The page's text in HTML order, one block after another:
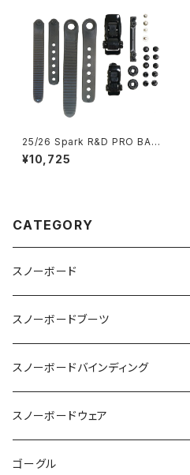
25/26 Spark R&D PRO BAC
KCOUNTRY KIT
¥10,725
CATEGORY
スノーボード
OGASAKA
24-25 OGASAKA
25-26 OGASAKA
SCOOTER
24-25 SCOOTER
25-26 SCOOTER
YONEX
23-24 YONEX
011 Artistic
スノーボードブーツ
DEELUXE
24-25 DEELUXE
25-26 DEELUXE
BURTON
K2 TT snowsurfer boots
スノーボードバインディング
BURTON
UNION
スノーボードウェア
VOLCOM
ゴーグル